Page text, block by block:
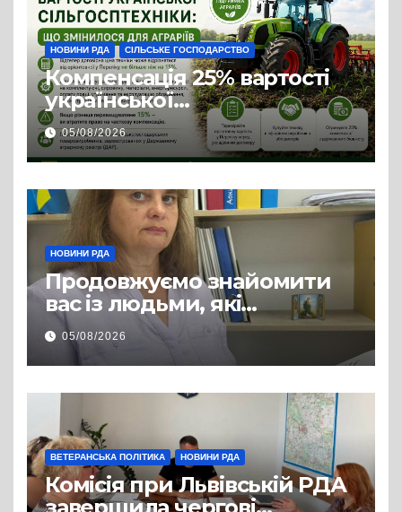
НОВИНИ РДА СІЛЬСЬКЕ ГОСПОДАРСТВО
Компенсація 25% вартості
української
сільгосптехніки: що
змінилося для аграріїв
05/08/2026
НОВИНИ РДА
Продовжуємо знайомити
вас із людьми, які
допомагають нашим
захисникам і захисницям
повертатися до цивільного
життя
05/08/2026
ВЕТЕРАНСЬКА ПОЛІТИКА НОВИНИ РДА
Комісія при Львівській РДА